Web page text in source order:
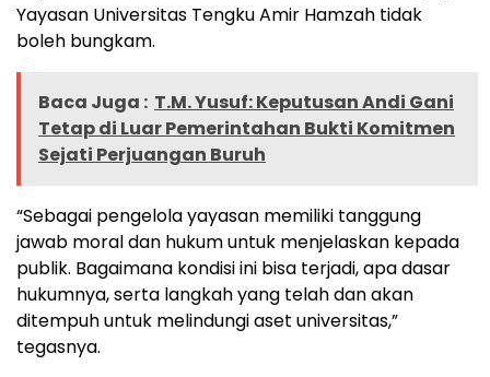
Yayasan Universitas Tengku Amir Hamzah tidak
boleh bungkam.
Baca Juga : T.M. Yusuf: Keputusan Andi Gani
Tetap di Luar Pemerintahan Bukti Komitmen
Sejati Perjuangan Buruh
“Sebagai pengelola yayasan memiliki tanggung
jawab moral dan hukum untuk menjelaskan kepada
publik. Bagaimana kondisi ini bisa terjadi, apa dasar
hukumnya, serta langkah yang telah dan akan
ditempuh untuk melindungi aset universitas,”
tegasnya.